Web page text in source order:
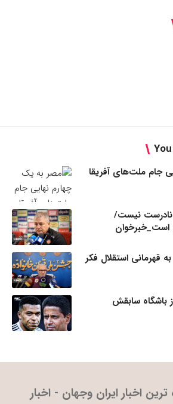
جام ملت‌های آفریقا
نیست/
است_خبرخوان
قهرمانی استقلال فکر
از باشگاه سابقش
اخبار ایران وجهان - اخبار